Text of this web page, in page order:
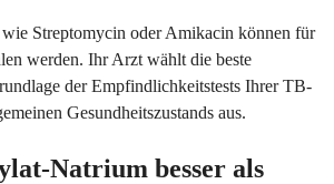
Streptomycin oder Amikacin können für
werden. Ihr Arzt wählt die beste
der Empfindlichkeitstests Ihrer TB-
Gesundheitszustands aus.
Natrium besser als